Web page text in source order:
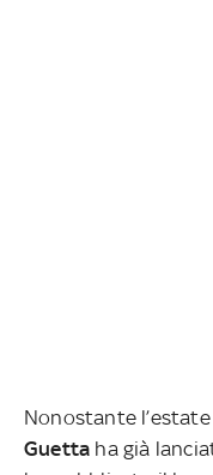
Nonostante
Guetta ha già